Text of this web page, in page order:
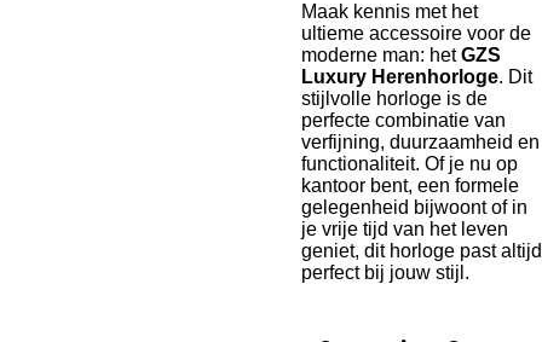
Maak kennis met het
ultieme accessoire voor de
moderne man: hetGZS
Luxury Herenhorloge. Dit
stijlvolle horloge is de
perfecte combinatie van
verfijning, duurzaamheid en
functionaliteit. Of je nu op
kantoor bent, een formele
gelegenheid bijwoont of in
je vrije tijd van het leven
geniet, dit horloge past altijd
perfect bij jouw stijl.